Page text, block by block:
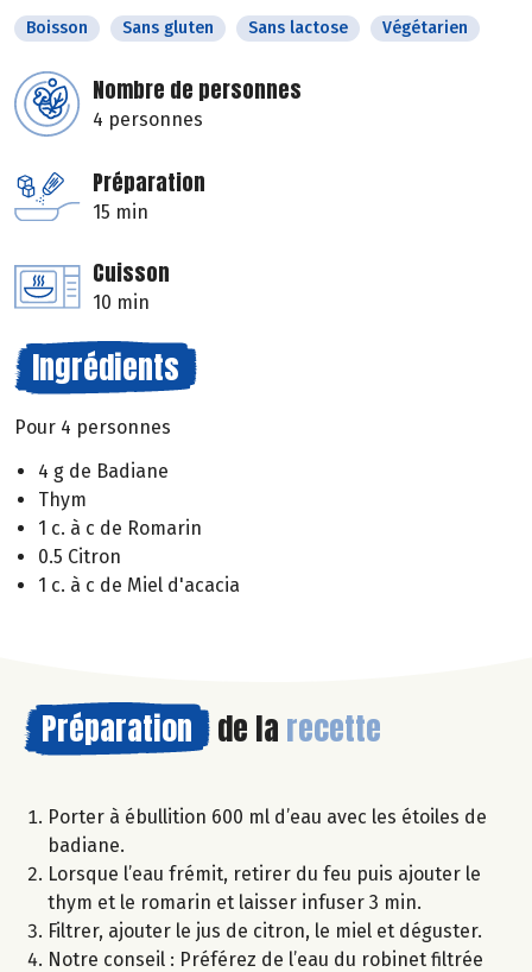
Boisson Sans gluten Sans lactose Végétarien
Nombre de personnes
4 personnes
Préparation
15 min
Cuisson
10 min
Ingrédients
Pour 4 personnes
4 g de Badiane
Thym
1 c. à c de Romarin
0.5 Citron
1 c. à c de Miel d'acacia
Préparation de la recette
Porter à ébullition 600 ml d’eau avec les étoiles de
badiane.
Lorsque l’eau frémit, retirer du feu puis ajouter le
thym et le romarin et laisser infuser 3 min.
Filtrer, ajouter le jus de citron, le miel et déguster.
Notre conseil : Préférez de l’eau du robinet filtrée